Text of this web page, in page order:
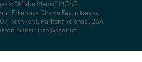
“Afisha Media” MChJ
Erkenova Dinora Fayzulloevna
Toshkent, Parkent ko‘chasi, 26A
manzil: info@spot.uz